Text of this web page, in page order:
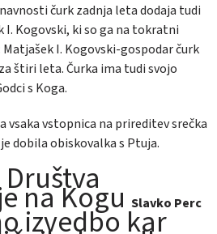
čurk zadnja leta dodaja tudi
I. Kogovski, ki so ga na tokratni
Matjašek I. Kogovski-gospodar čurk
štiri leta. Čurka ima tudi svojo
s Koga.
vsaka vstopnica na prireditev srečka
dobila obiskovalka s Ptuja.
na Kogu Slavko Perc
izvedbo kar